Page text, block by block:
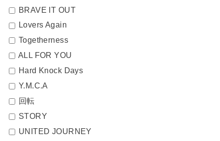
BRAVE IT OUT
Lovers Again
Togetherness
ALL FOR YOU
Hard Knock Days
Y.M.C.A
回転
STORY
UNITED JOURNEY